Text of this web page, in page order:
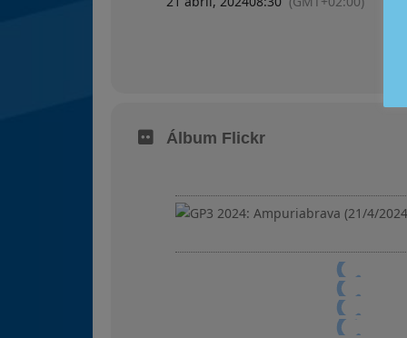
Álbum Flickr